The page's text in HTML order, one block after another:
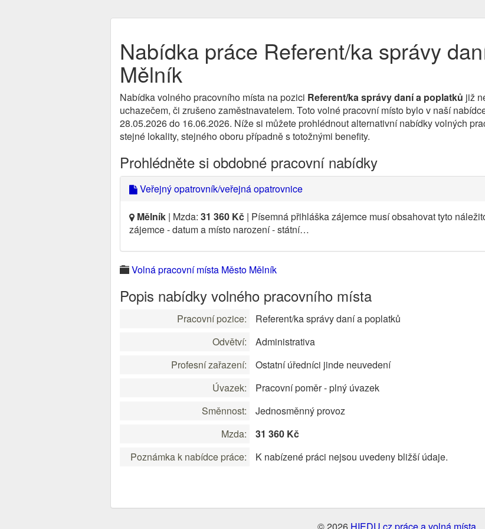
Nabídka práce Referent/ka správy
Mělník
Nabídka volného pracovního místa na pozici Referent/ka správy daní a poplatků již
uchazečem, či zrušeno zaměstnavatelem. Toto volné pracovní místo bylo v naší
28.05.2026 do 16.06.2026. Níže si můžete prohlédnout alternativní nabídky volných
stejné lokality, stejného oboru případně s totožnými benefity.
Prohlédněte si obdobné pracovní nabídky
Veřejný opatrovník/veřejná opatrovnice
Mělník | Mzda: 31 360 Kč | Písemná přihláška zájemce musí obsahovat tyto
zájemce - datum a místo narození - státní…
Volná pracovní místa Město Mělník
Popis nabídky volného pracovního místa
Pracovní pozice:
Referent/ka správy daní a poplatků
Odvětví:
Administrativa
Profesní zařazení:
Ostatní úředníci jinde neuvedení
Úvazek:
Pracovní poměr - plný úvazek
Směnnost:
Jednosměnný provoz
Mzda:
31 360 Kč
Poznámka k nabídce práce:
K nabízené práci nejsou uvedeny bližší údaje.